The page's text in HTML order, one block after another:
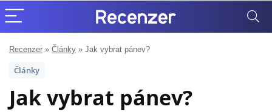
Recenzer » Články » Jak vybrat pánev?
Články
Jak vybrat pánev?